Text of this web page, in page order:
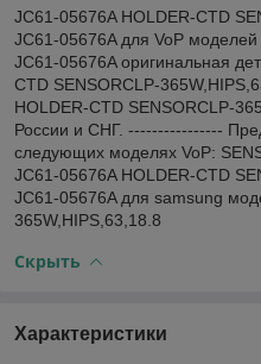
JC61-05676A HOLDER-CTD
JC61-05676A для VoP
JC61-05676A оригинальная
CTD SENSORCLP-
HOLDER-CTD SENSORCLP-
России и СНГ. ----------------
следующих моделях VoP:
JC61-05676A HOLDER-CTD
JC61-05676A для samsung
365W,HIPS,63,18.8
Скрыть
Характеристики